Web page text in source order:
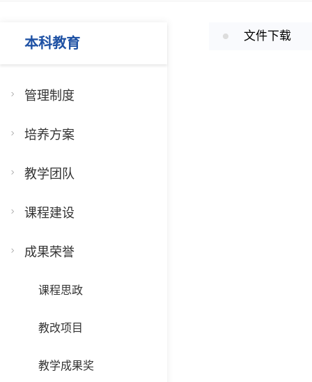
本科教育
管理制度
培养方案
教学团队
课程建设
成果荣誉
课程思政
教改项目
教学成果奖
文件下载